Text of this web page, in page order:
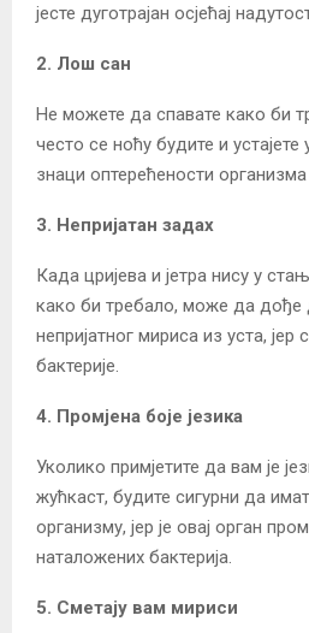
јесте дуготрајан осјећај
2. Лош сан
Не можете да спавате како би
често се ноћу будите и
знаци оптерећености
3. Непријатан задах
Када цријева и јетра нису у
како би требало, може да
непријатног мириса из уста, јер
бактерије.
4. Промјена боје језика
Уколико примјетите да вам је
жућкаст, будите сигурни да
организму, јер је овај орган
наталожених бактерија.
5. Сметају вам мириси